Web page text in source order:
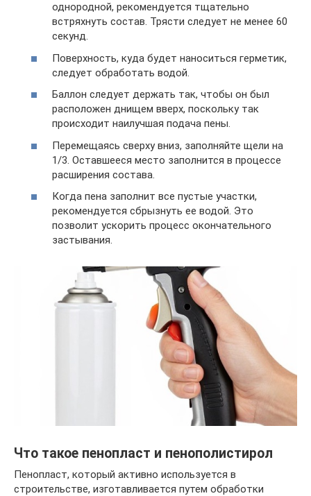
однородной, рекомендуется тщательно
встряхнуть состав. Трясти следует не менее 60
секунд.
Поверхность, куда будет наноситься герметик,
следует обработать водой.
Баллон следует держать так, чтобы он был
расположен днищем вверх, поскольку так
происходит наилучшая подача пены.
Перемещаясь сверху вниз, заполняйте щели на
1/3. Оставшееся место заполнится в процессе
расширения состава.
Когда пена заполнит все пустые участки,
рекомендуется сбрызнуть ее водой. Это
позволит ускорить процесс окончательного
застывания.
Что такое пенопласт и пенополистирол
Пенопласт, который активно используется в
строительстве, изготавливается путем обработки